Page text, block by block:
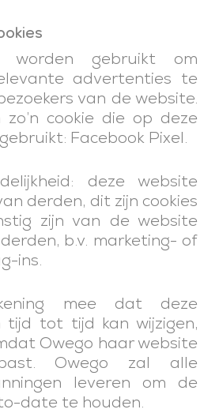
worden gebruikt om
advertenties te
van de website.
cookie die op deze
Facebook Pixel.
deze website
derden, dit zijn cookies
zijn van de website
b.v. marketing- of
ins.
mee dat deze
tijd tot tijd kan wijzigen,
Owego haar website
Owego zal alle
leveren om de
date te houden.